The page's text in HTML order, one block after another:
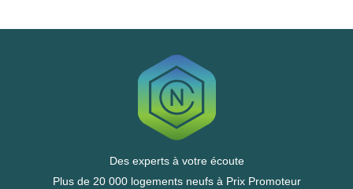
Des experts à votre écoute
Plus de 20 000 logements neufs à Prix Promoteur